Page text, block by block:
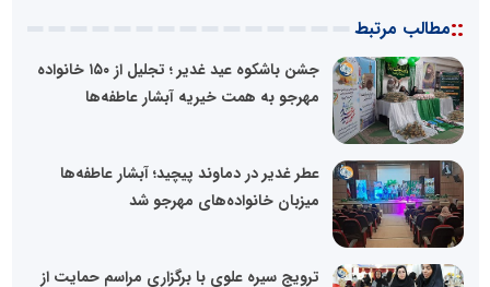
::مطالب مرتبط
جشن باشکوه عید غدیر ؛ تجلیل از ۱۵۰ خانواده
مهرجو به همت خیریه آبشار عاطفه‌ها
عطر غدیر در دماوند پیچید؛ آبشار عاطفه‌ها
میزبان خانواده‌های مهرجو شد
ترویج سیره علوی با برگزاری مراسم حمایت از